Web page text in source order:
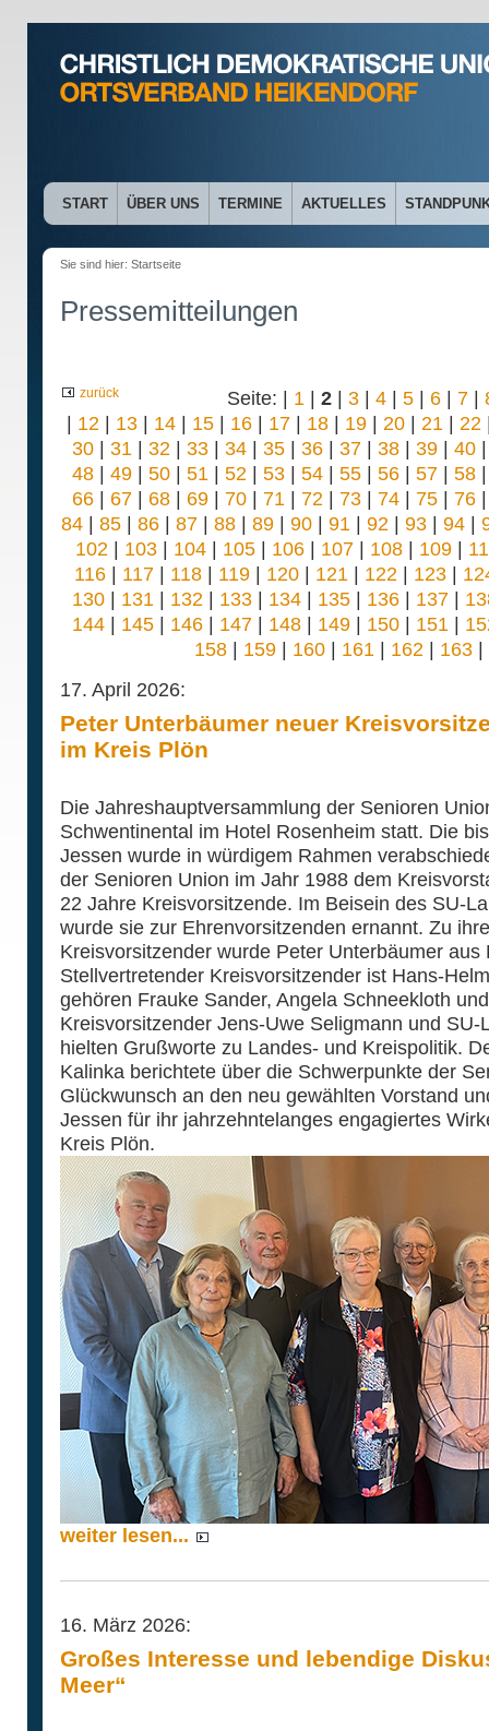
START ÜBER UNS TERMINE AKTUELLES
Sie sind hier: Startseite
Pressemitteilungen
zurück Seite: | 1 | 2 | 3 | 4 | 5 | 6 | 7 |
| 12 | 13| 14| 15| 16| 17| 18| 19| 20| 21 | 22
30| 31 | 32 | 33| 34| 35| 36| 37| 38| 39| 40
48| 49| 50| 51 | 52 | 53| 54| 55| 56| 57| 58
66| 67| 68| 69| 70| 71 | 72 | 73| 74| 75| 76
84| 85| 86| 87| 88| 89| 90| 91 | 92 | 93| 94|
102 | 103 | 104 | 105 | 106 | 107 | 108 | 109 |
116| 117| 118| 119| 120| 121 | 122 | 123|
130| 131 | 132 | 133| 134| 135| 136| 137|
144| 145| 146| 147| 148| 149| 150| 151 |
158 | 159 | 160 | 161 | 162 | 163 |
17. April 2026:
Peter Unterbäumer neuer
im Kreis Plön
Die Jahreshauptversammlung der Senioren
Schwentinental im Hotel Rosenheim statt. Die
Jessen wurde in würdigem Rahmen
der Senioren Union im Jahr 1988 dem
22 Jahre Kreisvorsitzende. Im Beisein des SU-
wurde sie zur Ehrenvorsitzenden ernannt. Zu
Kreisvorsitzender wurde Peter Unterbäumer aus
Stellvertretender Kreisvorsitzender ist Hans-
gehören Frauke Sander, Angela Schneekloth
Kreisvorsitzender Jens-Uwe Seligmann und
hielten Grußworte zu Landes- und Kreispolitik.
Kalinka berichtete über die Schwerpunkte der
Glückwunsch an den neu gewählten Vorstand
Jessen für ihr jahrzehntelanges engagiertes
Kreis Plön.
weiter lesen...
16. März 2026:
Großes Interesse und lebendige
Meer“